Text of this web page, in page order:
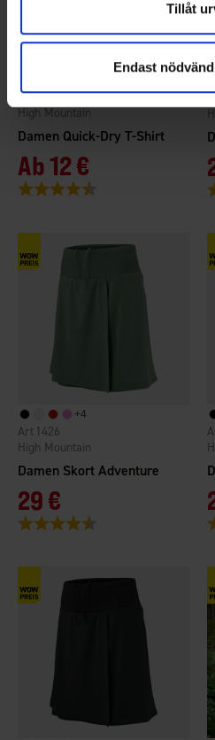
Tillåt
Endast
Damen Quick-Dry T-Shirt
High Mountain
2707
Ab12 €
Bewertung:
+4
Damen Skort Adventure
High Mountain
1426
29 €
Bewertung: